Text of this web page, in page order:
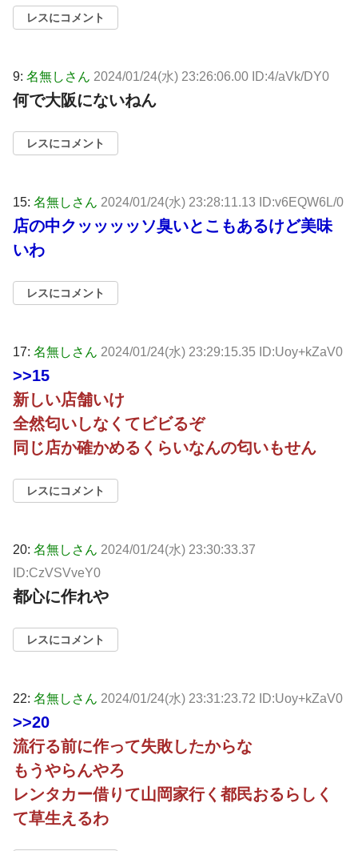
レスにコメント
9: 名無しさん 2024/01/24(水) 23:26:06.00 ID:4/aVk/DY0
何で大阪にないねん
レスにコメント
15: 名無しさん 2024/01/24(水) 23:28:11.13 ID:v6EQW6L/0
店の中クッッッッソ臭いとこもあるけど美味
いわ
レスにコメント
17: 名無しさん 2024/01/24(水) 23:29:15.35 ID:Uoy+kZaV0
>>15
新しい店舗いけ
全然匂いしなくてビビるぞ
同じ店か確かめるくらいなんの匂いもせん
レスにコメント
20: 名無しさん 2024/01/24(水) 23:30:33.37
ID:CzVSVveY0
都心に作れや
レスにコメント
22: 名無しさん 2024/01/24(水) 23:31:23.72 ID:Uoy+kZaV0
>>20
流行る前に作って失敗したからな
もうやらんやろ
レンタカー借りて山岡家行く都民おるらしく
て草生えるわ